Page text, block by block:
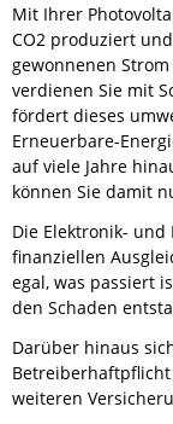
Mit Ihrer
CO2 produziert
gewonnenen
verdienen Sie mit
fördert dieses
Erneuerbare-
auf viele Jahre
können Sie damit
Die Elektronik-
finanziellen
egal, was passiert
den Schaden
Darüber hinaus
weiteren